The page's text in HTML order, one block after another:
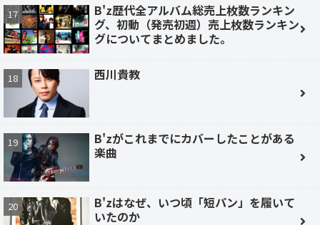
B'z歴代全アルバム総売上枚数ランキン
グ、初動（発売初週）売上枚数ランキン
グについてまとめました。
西川貴教
B'zがこれまでにカバーしたことがある
楽曲
B'zはなぜ、いつ頃「短パン」を履いて
いたのか